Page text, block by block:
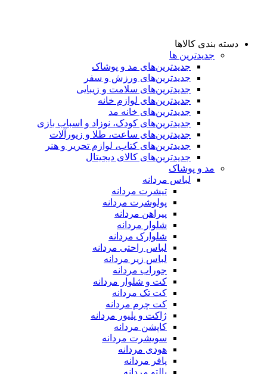
دسته بندی کالاها
جدیدترین ها
جدید‌ترین‌های مد و پوشاک
جدید‌ترین‌های ورزش و سفر
جدید‌ترین‌های سلامت و زیبایی
جدید‌ترین‌های لوازم خانه
جدیدترین‌های خانه مد
جدید‌ترین‌های کودک، نوزاد و اسباب بازی
جدید‌ترین‌های ساعت، طلا و زیورآلات
جدید‌ترین‌های کتاب، لوازم تحریر و هنر
جدید‌ترین‌های کالای دیجیتال
مد و پوشاک
لباس مردانه
تیشرت مردانه
پولوشرت مردانه
پیراهن مردانه
شلوار مردانه
شلوارک مردانه
لباس راحتی مردانه
لباس زیر مردانه
جوراب مردانه
کت و شلوار مردانه
کت تک مردانه
کت چرم مردانه
ژاکت و پلیور مردانه
کاپشن مردانه
سویشرت مردانه
هودی مردانه
پافر مردانه
پالتو مردانه